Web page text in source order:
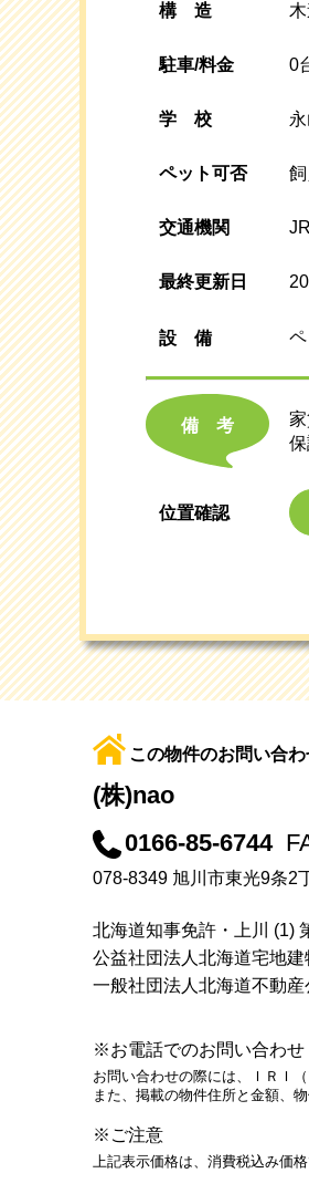
構 造
駐車/料金 0
学校
ペット可否
交通機関
最終更新日
設 備
備考
位置確認
この物件のお問い合わ
(株)nao
0166-85-6744
078-8349 旭川市東光9条
北海道知事免許・上川 (1)
公益社団法人北海道宅地
一般社団法人北海道不動
※お電話でのお問い合わせ
お問い合わせの際には、ＩＲＩ
また、掲載の物件住所と金額、
※ご注意
上記表示価格は、消費税込み価